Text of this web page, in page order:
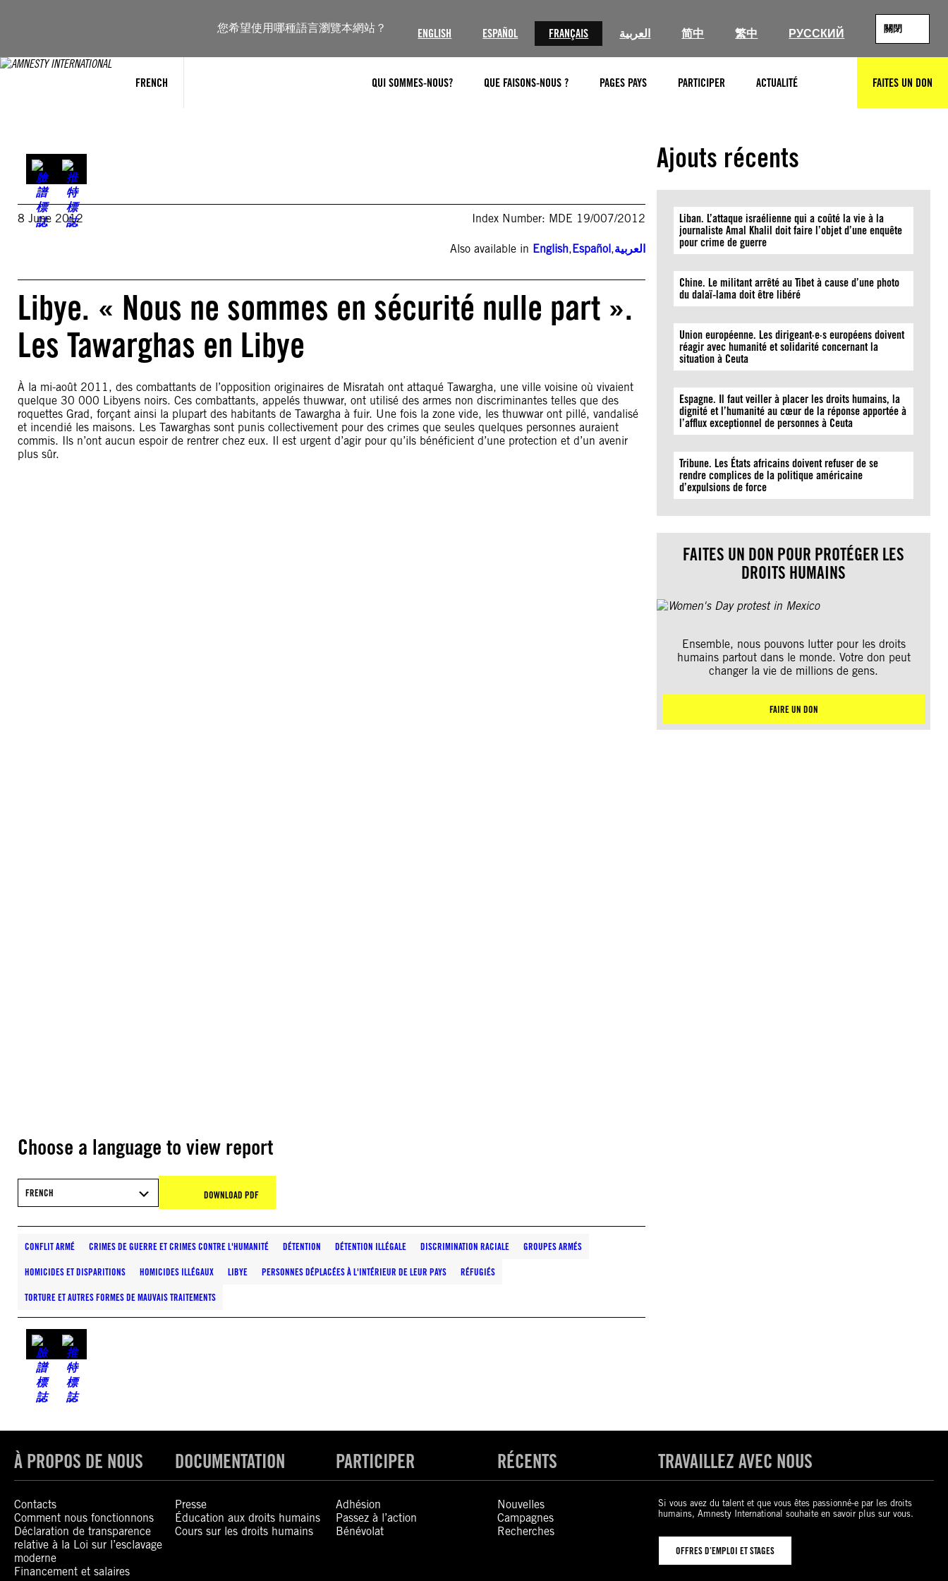
您希望使用哪種語言瀏覽本網站？ ENGLISH ESPAÑOL FRANÇAIS العربية 简中 繁中 РУССКИЙ 關閉
FRENCH QUI SOMMES-NOUS? QUE FAISONS-NOUS ? PAGES PAYS PARTICIPER ACTUALITÉ RECHERCHERFAITES UN DON
內
8 June 2012 Index Number: MDE 19/007/2012
Also available in English,Español,العربية
Libye. « Nous ne sommes en sécurité nulle part ».
Les Tawarghas en Libye
À la mi-août 2011, des combattants de l’opposition originaires de Misratah ont attaqué Tawargha, une ville voisine où vivaient
quelque 30 000 Libyens noirs. Ces combattants, appelés thuwwar, ont utilisé des armes non discriminantes telles que des
roquettes Grad, forçant ainsi la plupart des habitants de Tawargha à fuir. Une fois la zone vide, les thuwwar ont pillé, vandalisé
et incendié les maisons. Les Tawarghas sont punis collectivement pour des crimes que seules quelques personnes auraient
commis. Ils n’ont aucun espoir de rentrer chez eux. Il est urgent d’agir pour qu’ils bénéficient d’une protection et d’un avenir
plus sûr.
Choose a language to view report
FRENCH DOWNLOAD PDF
CONFLIT ARMÉ CRIMES DE GUERRE ET CRIMES CONTRE L'HUMANITÉ DÉTENTION DÉTENTION ILLÉGALE DISCRIMINATION RACIALE GROUPES ARMÉS
HOMICIDES ET DISPARITIONS HOMICIDES ILLÉGAUX LIBYE PERSONNES DÉPLACÉES À L'INTÉRIEUR DE LEUR PAYS RÉFUGIÉS
TORTURE ET AUTRES FORMES DE MAUVAIS TRAITEMENTS
Ajouts récents
Liban. L’attaque israélienne qui a coûté la vie à la
journaliste Amal Khalil doit faire l’objet d’une enquête
pour crime de guerre
Chine. Le militant arrêté au Tibet à cause d’une photo
du dalaï-lama doit être libéré
Union européenne. Les dirigeant·e·s européens doivent
réagir avec humanité et solidarité concernant la
situation à Ceuta
Espagne. Il faut veiller à placer les droits humains, la
dignité et l’humanité au cœur de la réponse apportée à
l’afflux exceptionnel de personnes à Ceuta
Tribune. Les États africains doivent refuser de se
rendre complices de la politique américaine
d’expulsions de force
FAITES UN DON POUR PROTÉGER LES
DROITS HUMAINS
Ensemble, nous pouvons lutter pour les droits
humains partout dans le monde. Votre don peut
changer la vie de millions de gens.
FAIRE UN DON
À PROPOS DE NOUS
Contacts
Comment nous fonctionnons
Déclaration de transparence
relative à la Loi sur l’esclavage
moderne
Financement et salaires
DOCUMENTATION
Presse
Éducation aux droits humains
Cours sur les droits humains
PARTICIPER
Adhésion
Passez à l’action
Bénévolat
RÉCENTS
Nouvelles
Campagnes
Recherches
TRAVAILLEZ AVEC NOUS
Si vous avez du talent et que vous êtes passionné-e par les droits
humains, Amnesty International souhaite en savoir plus sur vous.
OFFRES D’EMPLOI ET STAGES